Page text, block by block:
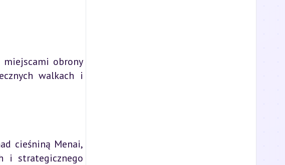
obrony
walkach i
cieśniną Menai,
i strategicznego